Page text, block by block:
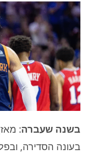
בשנה שעברה
בעונה הסדירה,